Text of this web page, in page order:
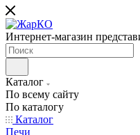
Интернет-магазин
Каталог
По всему сайту
По каталогу
Каталог
Печи